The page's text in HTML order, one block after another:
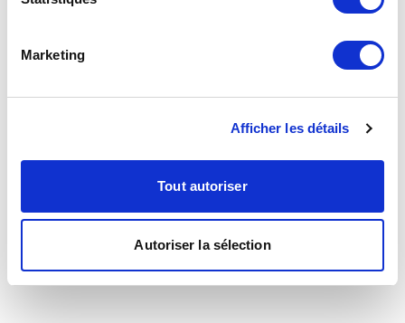
Marketing
Afficher les détails
Tout autoriser
Autoriser la sélection